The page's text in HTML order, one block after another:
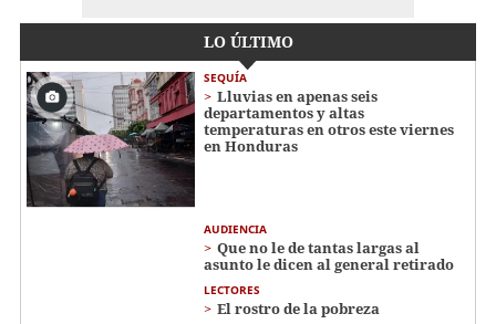
LO ÚLTIMO
SEQUÍA
Lluvias en apenas seis
departamentos y altas
temperaturas en otros este viernes
en Honduras
AUDIENCIA
Que no le de tantas largas al
asunto le dicen al general retirado
LECTORES
El rostro de la pobreza